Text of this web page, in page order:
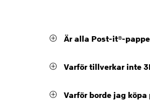
Är alla Post-it®-
Varför tillverkar inte
Varför borde jag